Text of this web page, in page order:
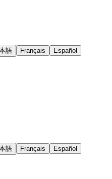
語 Français
Español
語 Français
Español